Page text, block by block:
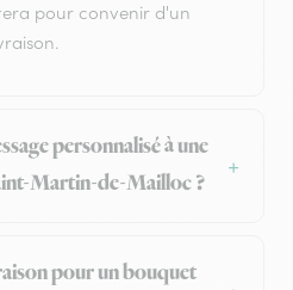
pour convenir d'un
personnalisé à une
Martin-de-Mailloc ?
pour un bouquet